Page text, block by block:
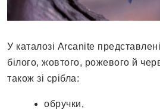
У каталозі Arcanite
білого, жовтого, рожевого й
також зі срібла:
обручки,